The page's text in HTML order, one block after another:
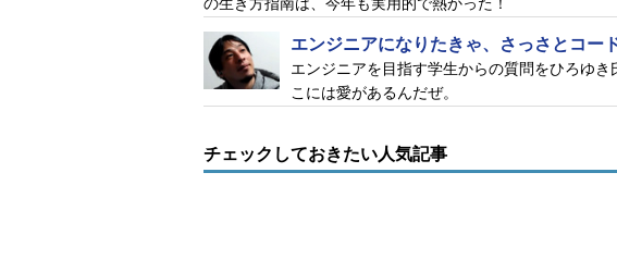
の生き方指南は、今年も実用的で熱かった！
エンジニアになりたきゃ、さっさとコー
エンジニアを目指す学生からの質問をひろゆ
こには愛があるんだぜ。
チェックしておきたい人気記事